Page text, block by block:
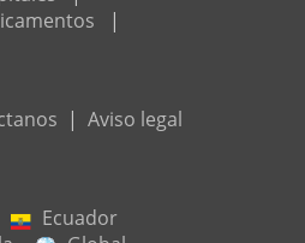
|
| Aviso legal
Ecuador